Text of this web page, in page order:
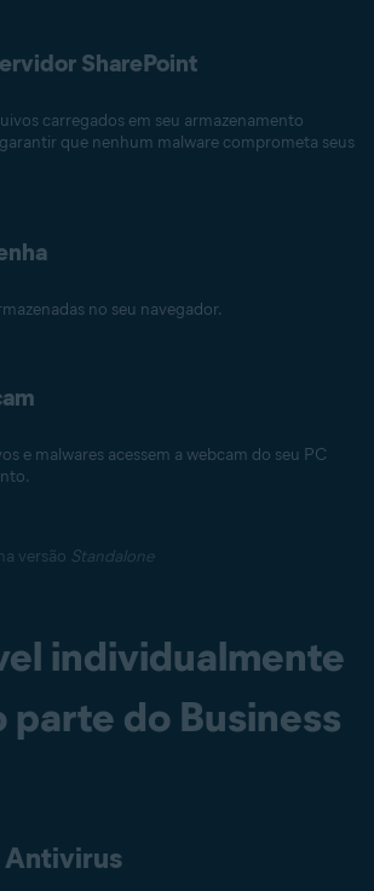
SharePoint
carregados em seu armazenamento
que nenhum malware comprometa seus
no seu navegador.
e malwares acessem a webcam do seu PC
versão Standalone
individualmente
parte do Business
Antivirus